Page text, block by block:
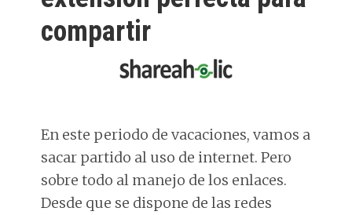
compartir
En este periodo de vacaciones, vamos a
sacar partido al uso de internet. Pero
sobre todo al manejo de los enlaces.
Desde que se dispone de las redes